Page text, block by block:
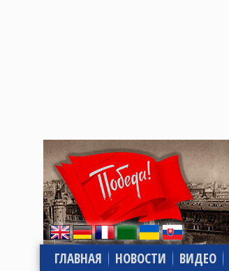
ГЛАВНАЯ НОВОСТИ ВИДЕО